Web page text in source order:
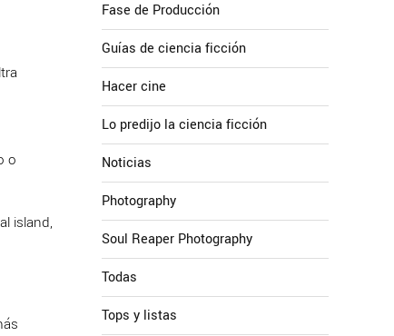
o
island,
Fase de Producción
Guías de ciencia ficción
Hacer cine
Lo predijo la ciencia ficción
Noticias
Photography
Soul Reaper Photography
Todas
Tops y listas